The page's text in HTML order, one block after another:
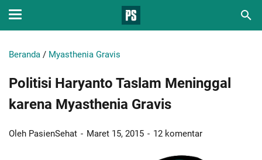
Beranda / Myasthenia Gravis
Politisi Haryanto Taslam Meninggal
karena Myasthenia Gravis
Oleh PasienSehat Maret 15, 2015 12 komentar